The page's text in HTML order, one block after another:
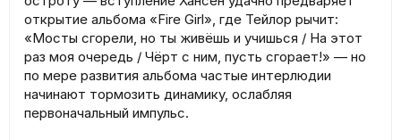
открытие альбома «Fire Girl», где Тейлор рычит:
«Мосты сгорели, но ты живёшь и учишься / На этот
раз моя очередь / Чёрт с ним, пусть сгорает!» — но
по мере развития альбома частые интерлюдии
начинают тормозить динамику, ослабляя
первоначальный импульс.